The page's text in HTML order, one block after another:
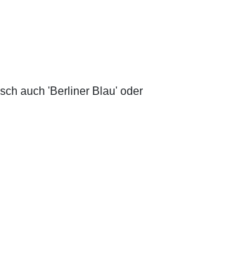
auch 'Berliner Blau' oder